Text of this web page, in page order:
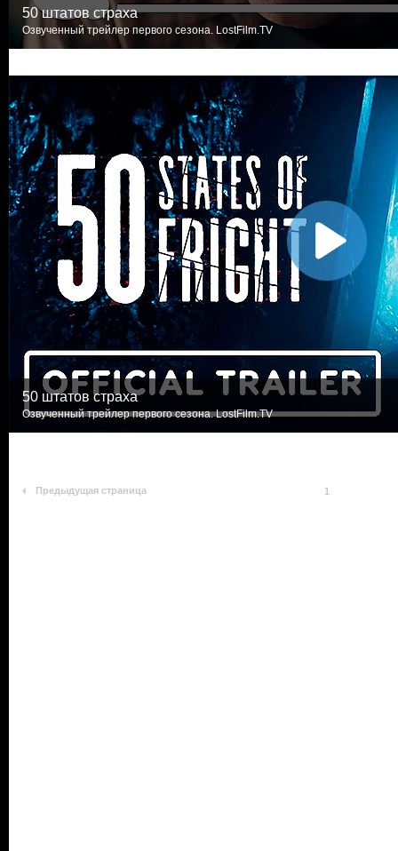
50 штатов страха
Озвученный трейлер первого сезона. LostFilm.TV
50 штатов страха
Озвученный трейлер первого сезона. LostFilm.TV
Предыдущая страница 1